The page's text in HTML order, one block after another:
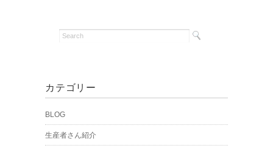
カテゴリー
BLOG
生産者さん紹介